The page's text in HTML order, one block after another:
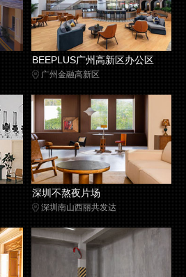
BEEPLUS广州高新区办公区
广州金融高新区
深圳不熬夜片场
深圳南山西丽共发达